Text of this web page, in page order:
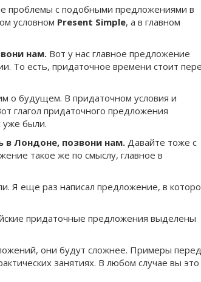
проблемы с подобными предложениями в
условном Present Simple, а в главном
нам.Вот у нас главное предложение
То есть, придаточное времени стоит
о будущем. В придаточном условия и
глагол придаточного предложения
уже были.
в Лондоне, позвони нам.Давайте тоже с
такое же по смыслу, главное в
Я еще раз написал предложение, в
придаточные предложения выделены
они будут сложнее. Примеры перед
занятиях. В любом случае вы это